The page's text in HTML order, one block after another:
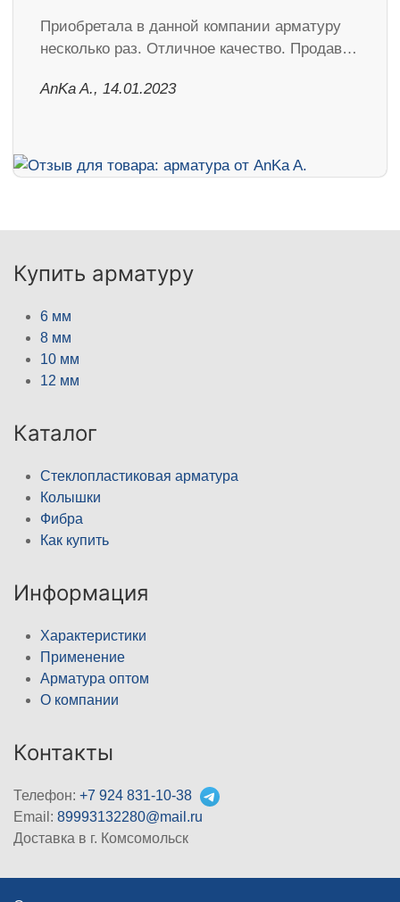
Приобретала в данной компании арматуру
несколько раз. Отличное качество. Продав…
AnKa A., 14.01.2023
Купить арматуру
6 мм
8 мм
10 мм
12 мм
Каталог
Стеклопластиковая арматура
Колышки
Фибра
Как купить
Информация
Характеристики
Применение
Арматура оптом
О компании
Контакты
Телефон: +7 924 831-10-38
Email: 89993132280@mail.ru
Доставка в г. Комсомольск